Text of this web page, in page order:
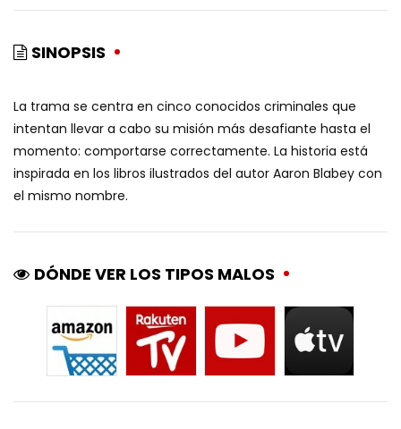
SINOPSIS
La trama se centra en cinco conocidos criminales que
intentan llevar a cabo su misión más desafiante hasta el
momento: comportarse correctamente. La historia está
inspirada en los libros ilustrados del autor Aaron Blabey con
el mismo nombre.
DÓNDE VER LOS TIPOS MALOS